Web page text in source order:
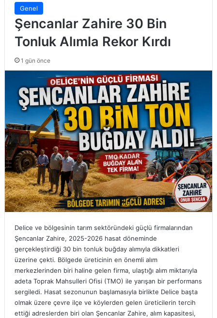
Genel
Şencanlar Zahire 30 Bin
Tonluk Alımla Rekor Kırdı
1 gün önce
Delice ve bölgesinin tarım sektöründeki güçlü firmalarından
Şencanlar Zahire, 2025-2026 hasat döneminde
gerçekleştirdiği 30 bin tonluk buğday alımıyla dikkatleri
üzerine çekti. Bölgede üreticinin en önemli alım
merkezlerinden biri haline gelen firma, ulaştığı alım miktarıyla
adeta Toprak Mahsulleri Ofisi (TMO) ile yarışan bir performans
sergiledi. Hasat sezonunun başlamasıyla birlikte Delice başta
olmak üzere çevre ilçe ve köylerden gelen üreticilerin tercih
ettiği adreslerden biri olan Şencanlar Zahire, alım kapasitesi,